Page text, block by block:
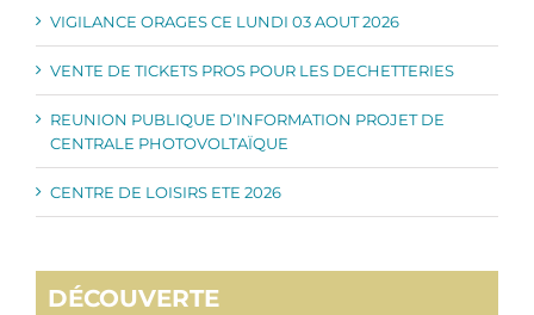
VIGILANCE ORAGES CE LUNDI 03 AOUT 2026
VENTE DE TICKETS PROS POUR LES DECHETTERIES
REUNION PUBLIQUE D’INFORMATION PROJET DE
CENTRALE PHOTOVOLTAÏQUE
CENTRE DE LOISIRS ETE 2026
DÉCOUVERTE